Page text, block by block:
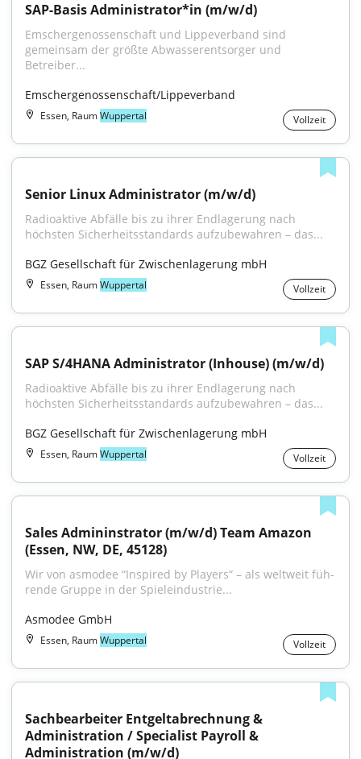
SAP-Basis Administrator*in (m/w/d)
Emschergenossenschaft und Lippeverband sind
gemeinsam der größte Abwasserentsorger und
Betreiber...
Emschergenossenschaft/Lippeverband
Essen, RaumWuppertal Vollzeit
Senior Linux Administrator (m/w/d)
Radioaktive Abfälle bis zu ihrer Endlagerung nach
höchsten Sicherheitsstandards aufzubewahren – das...
BGZ Gesellschaft für Zwischenlagerung mbH
Essen, RaumWuppertal Vollzeit
SAP S/4HANA Administrator (Inhouse) (m/w/d)
Radioaktive Abfälle bis zu ihrer Endlagerung nach
höchsten Sicherheitsstandards aufzubewahren – das...
BGZ Gesellschaft für Zwischenlagerung mbH
Essen, RaumWuppertal Vollzeit
Sales Admininstrator (m/w/d) Team Amazon
(Essen, NW, DE, 45128)
Wir von asmodee “Inspired by Players“ – als welt­weit füh­
ren­de Grup­pe in der Spie­le­in­dus­trie...
Asmodee GmbH
Essen, RaumWuppertal Vollzeit
Sachbearbeiter Entgeltabrechnung &
Administration / Specialist Payroll &
Administration (m/w/d)